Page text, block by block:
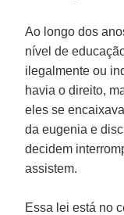
Ao longo dos
nível de
ilegalmente ou
havia o direito,
eles se
da eugenia e
decidem
assistem.
Essa lei está no